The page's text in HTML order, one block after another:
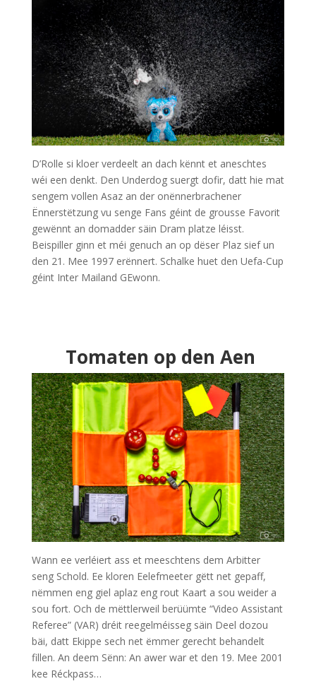
D’Rolle si kloer verdeelt an dach kënnt et aneschtes
wéi een denkt. Den Underdog suergt dofir, datt hie mat
sengem vollen Asaz an der onënnerbrachener
Ënnerstëtzung vu senge Fans géint de grousse Favorit
gewënnt an domadder säin Dram platze léisst.
Beispiller ginn et méi genuch an op dëser Plaz sief un
den 21. Mee 1997 erënnert. Schalke huet den Uefa-Cup
géint Inter Mailand GEwonn.
Tomaten op den Aen
Wann ee verléiert ass et meeschtens dem Arbitter
seng Schold. Ee kloren Eelefmeeter gëtt net gepaff,
nëmmen eng giel aplaz eng rout Kaart a sou weider a
sou fort. Och de mëttlerweil berüümte “Video Assistant
Referee” (VAR) dréit reegelméisseg säin Deel dozou
bäi, datt Ekippe sech net ëmmer gerecht behandelt
fillen. An deem Sënn: An awer war et den 19. Mee 2001
kee Réckpass…